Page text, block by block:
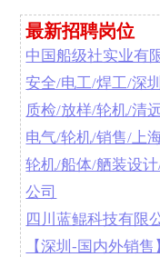
最新招聘岗位
中国船级社实业有
安全/电工/焊工/深
质检/放样/轮机/清
电气/轮机/销售/上
轮机/船体/舾装设
公司
四川蓝鲲科技有限
【深圳-国内外销